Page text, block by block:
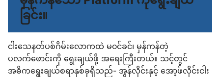
ခြင်း။
ငါးသေနတ်ပစ်ဂိမ်းလောကထဲ မ၀င်ခင်၊ မှန်ကန်တဲ့
ပလက်ဖောင်းကို ရွေးချယ်ဖို့ အရေးကြီးတယ်။ သင့်တွင်
အဓိကရွေးချယ်စရာနှစ်ခုရှိသည်- အွန်လိုင်းနှင့် အော့ဖ်လိုင်းငါး